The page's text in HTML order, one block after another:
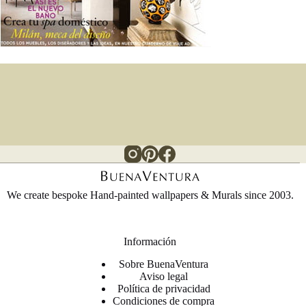
We create bespoke Hand-painted wallpapers & Murals since 2003.
Información
Sobre BuenaVentura
Aviso legal
Política de privacidad
Condiciones de compra